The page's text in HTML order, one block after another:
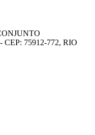
75912-772, RIO